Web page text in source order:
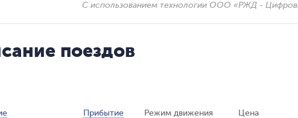
С использованием технологии ООО «РЖД -
поездов
Прибытие Режим движения Цена